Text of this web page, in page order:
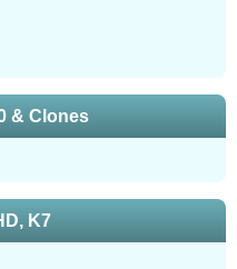
& Clones
K7